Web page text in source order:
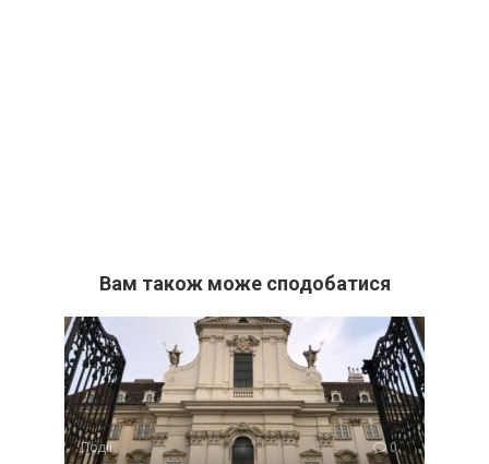
Вам також може сподобатися
Події 0